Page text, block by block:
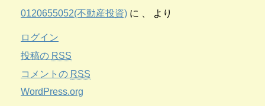
0120655052(不動産投資) に より
ログイン
投稿の RSS
コメントの RSS
WordPress.org